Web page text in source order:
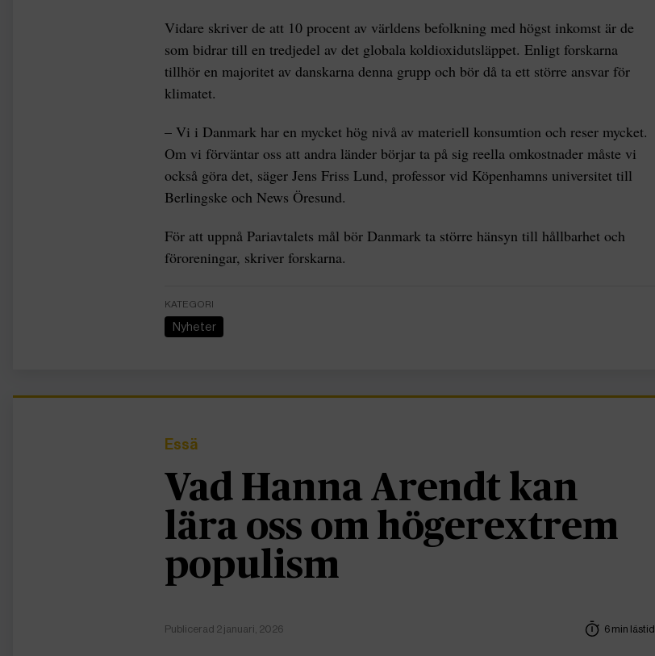
Vidare skriver de att 10 procent av världens befolkning med högst inkomst är de
som bidrar till en tredjedel av det globala koldioxidutsläppet. Enligt forskarna
tillhör en majoritet av danskarna denna grupp och bör då ta ett större ansvar för
klimatet.
– Vi i Danmark har en mycket hög nivå av materiell konsumtion och reser mycket.
Om vi förväntar oss att andra länder börjar ta på sig reella omkostnader måste vi
också göra det, säger Jens Friss Lund, professor vid Köpenhamns universitet till
Berlingske och News Öresund.
För att uppnå Pariavtalets mål bör Danmark ta större hänsyn till hållbarhet och
föroreningar, skriver forskarna.
KATEGORI
Nyheter
Essä
Vad Hanna Arendt kan
lära oss om högerextrem
populism
Publicerad 2 januari, 2026 6 min lästid